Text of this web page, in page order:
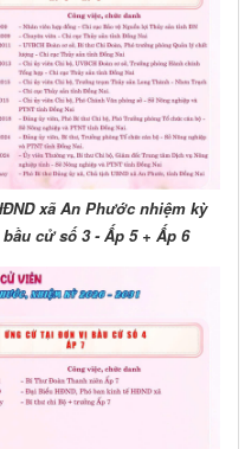
xã An Phước nhiệm kỳ
cử số 3 - Ấp 5 + Ấp 6